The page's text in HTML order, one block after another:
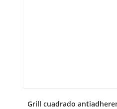
Grill cuadrado